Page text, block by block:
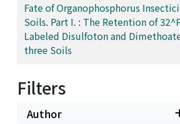
Fate of Organophosphorus
Soils. Part I. : The Retention of
Labeled Disulfoton and
three Soils
Filters
Author